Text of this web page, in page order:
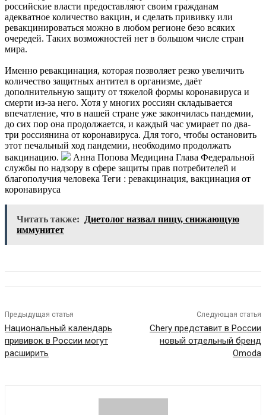
российские власти предоставляют своим гражданам
адекватное количество вакцин, и сделать прививку или
ревакцинироваться можно в любом регионе безо всяких
очередей. Таких возможностей нет в большом числе стран
мира.
Именно ревакцинация, которая позволяет резко увеличить
количество защитных антител в организме, даёт
дополнительную защиту от тяжелой формы коронавируса и
смерти из-за него. Хотя у многих россиян складывается
впечатление, что в нашей стране уже закончилась пандемии,
до сих пор она продолжается, и каждый час умирает по два-
три россиянина от коронавируса. Для того, чтобы остановить
этот печальный ход пандемии, необходимо продолжать
вакцинацию.
Анна Попова Медицина Глава Федеральной
службы по надзору в сфере защиты прав потребителей и
благополучия человека Теги : ревакцинация, вакцинация от
коронавируса
Читать также:
Диетолог назвал пищу, снижающую
иммунитет
Предыдущая статья
Национальный календарь
прививок в России могут
расширить
Следующая статья
Chery представит в России
новый отдельный бренд
Omoda